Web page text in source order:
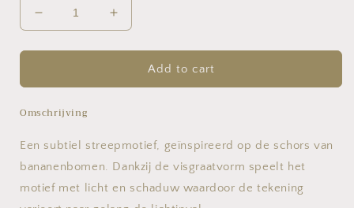
Decrease
quantity
for
Corteza
Increase
quantity
for
Corteza
Add to cart
Omschrijving
Een subtiel streepmotief, geïnspireerd op de schors van
bananenbomen. Dankzij de visgraatvorm speelt het
motief met licht en schaduw waardoor de tekening